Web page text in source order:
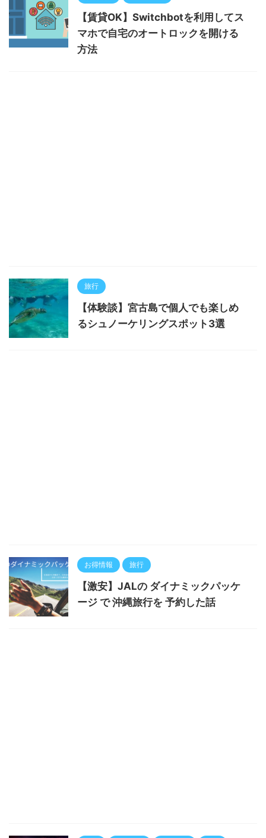
【賃貸OK】Switchbotを利用してス
マホで自宅のオートロックを開ける
方法
旅行
【体験談】宮古島で個人でも楽しめ
るシュノーケリングスポット3選
お得情報 旅行
【激安】JALの ダイナミックパッケ
ージ で 沖縄旅行を 予約した話